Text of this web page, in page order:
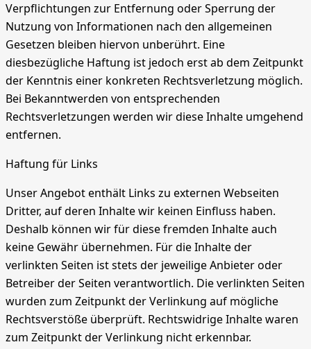
Verpflichtungen zur Entfernung oder Sperrung der
Nutzung von Informationen nach den allgemeinen
Gesetzen bleiben hiervon unberührt. Eine
diesbezügliche Haftung ist jedoch erst ab dem Zeitpunkt
der Kenntnis einer konkreten Rechtsverletzung möglich.
Bei Bekanntwerden von entsprechenden
Rechtsverletzungen werden wir diese Inhalte umgehend
entfernen.
Haftung für Links
Unser Angebot enthält Links zu externen Webseiten
Dritter, auf deren Inhalte wir keinen Einfluss haben.
Deshalb können wir für diese fremden Inhalte auch
keine Gewähr übernehmen. Für die Inhalte der
verlinkten Seiten ist stets der jeweilige Anbieter oder
Betreiber der Seiten verantwortlich. Die verlinkten Seiten
wurden zum Zeitpunkt der Verlinkung auf mögliche
Rechtsverstöße überprüft. Rechtswidrige Inhalte waren
zum Zeitpunkt der Verlinkung nicht erkennbar.